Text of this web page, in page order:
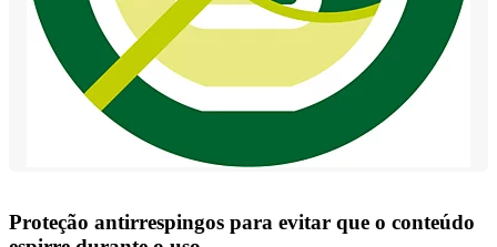
Proteção antirrespingos para evitar que o conteúdo